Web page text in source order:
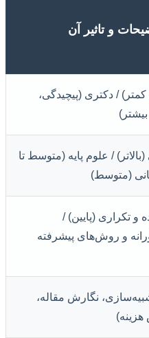
و تاثیر آن
کمتر) / دکتری (پیچیدگی،
/ علوم پایه (متوسط تا
(متوسط)
تکراری (پایین) /
و روش‌های پیشرفته
نگارش مقاله،